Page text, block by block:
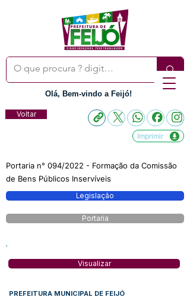
Olá, Bem-vindo a Feijó!
Voltar
Imprimir
Portaria n° 094/2022 - Formação da Comissão
de Bens Públicos Inservíveis
Legislação
Portaria
Visualizar
PREFEITURA MUNICIPAL DE FEIJÓ